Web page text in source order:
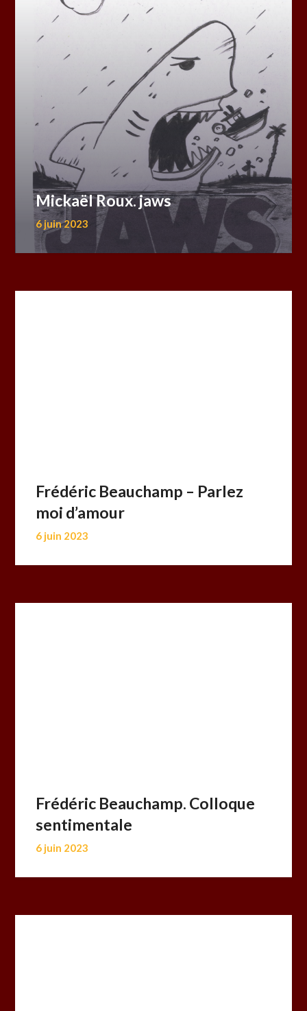
Mickaël Roux. jaws
6 juin 2023
Frédéric Beauchamp – Parlez
moi d’amour
6 juin 2023
Frédéric Beauchamp. Colloque
sentimentale
6 juin 2023